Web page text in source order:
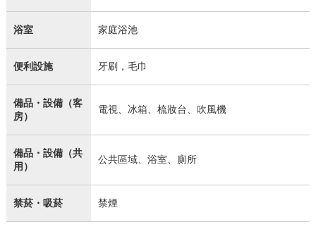
浴室 家庭浴池
便利設施 牙刷，毛巾
備品・設備（客
房）
電視、冰箱、梳妝台、吹風機
備品・設備（共
用）
公共區域、浴室、廁所
禁菸・吸菸 禁煙